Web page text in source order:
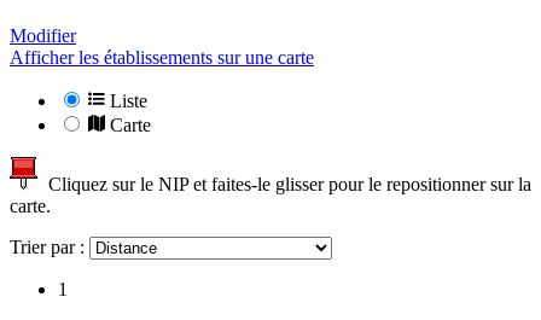
Modifier
Afficher les établissements sur une carte
Liste
Carte
Cliquez sur le NIP et faites-le glisser pour le repositionner sur la
carte.
Trier par :
1